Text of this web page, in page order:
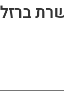
שרשרת ברזל